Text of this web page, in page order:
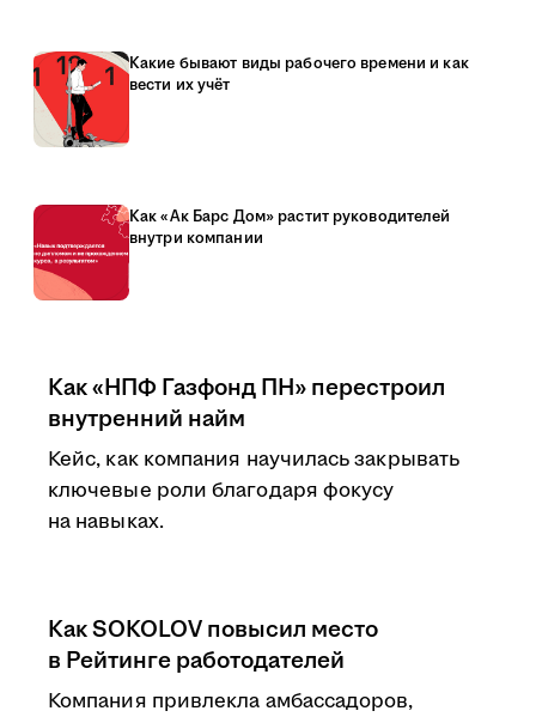
Какие бывают виды рабочего времени и как
вести их учёт
Как «Ак Барс Дом» растит руководителей
внутри компании
Как «НПФ Газфонд ПН» перестроил
внутренний найм
Кейс, как компания научилась закрывать
ключевые роли благодаря фокусу
на навыках.
Как SOKOLOV повысил место
в Рейтинге работодателей
Компания привлекла амбассадоров,